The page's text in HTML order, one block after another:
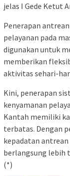
jelas I Gede Ketut
Penerapan
pelayanan pada
digunakan untuk
memberikan
aktivitas sehari-
Kini, penerapan
kenyamanan
Kantah memiliki
terbatas. Dengan
kepadatan
berlangsung lebih
(*)